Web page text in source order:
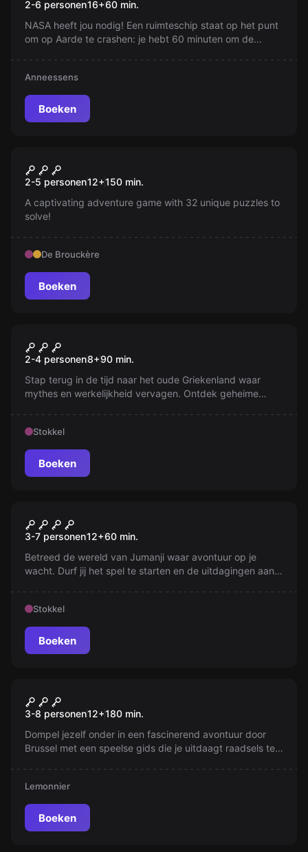
2-6 personen16+60 min.
NASA heeft jou nodig! Een ruimteschip staat op het punt
om op Aarde te crashen: je hebt 60 minuten om de
vaardigheden om te slagen! Ontdek een
verbazingwekkend ruimteschip en ontdek al zijn
geheimen, van de machinekamer tot de cockpit!
Anneessens
Boeken
Nieuw
Prison Island
2-5 personen12+150 min.
A captivating adventure game with 32 unique puzzles to
solve!
De Brouckère
Boeken
Nieuw
Voorbij Medusa's Poort
2-4 personen8+90 min.
Stap terug in de tijd naar het oude Griekenland waar
mythes en werkelijkheid vervagen. Ontdek geheime
ontrafelen? Duik in dit avontuur en vind het
legendarische schip van de Argonauten.
Stokkel
Boeken
Nieuw
Jumanji
3-7 personen12+60 min.
Betreed de wereld van Jumanji waar avontuur op je
wacht. Durf jij het spel te starten en de uitdagingen aan
oplossen voor het te laat is? Begin het spel en ontdek
het!
Stokkel
Boeken
Nieuw
Verrassend Brussel
3-8 personen12+180 min.
Dompel jezelf onder in een fascinerend avontuur door
Brussel met een speelse gids die je uitdaagt raadsels te
score halen? Beleef Brussel anders!
Lemonnier
Boeken